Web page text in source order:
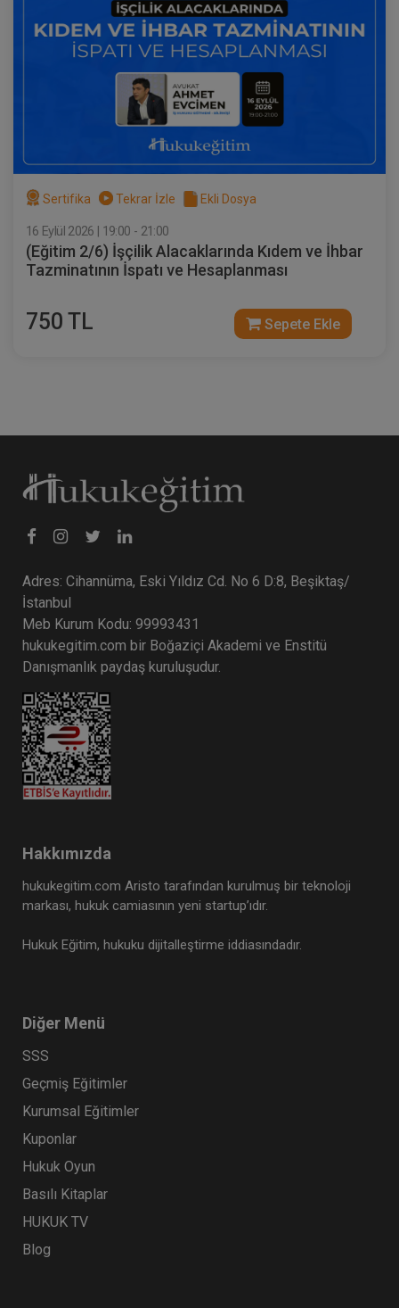
Sertifika Tekrar İzle Ekli Dosya
16 Eylül 2026 | 19:00 - 21:00
(Eğitim 2/6) İşçilik Alacaklarında Kıdem ve İhbar
Tazminatının İspatı ve Hesaplanması
750 TL Sepete Ekle
Adres: Cihannüma, Eski Yıldız Cd. No 6 D:8, Beşiktaş/
İstanbul
Meb Kurum Kodu: 99993431
hukukegitim.com bir Boğaziçi Akademi ve Enstitü
Danışmanlık paydaş kuruluşudur.
Hakkımızda
hukukegitim.com Aristo tarafından kurulmuş bir teknoloji
markası, hukuk camiasının yeni startup’ıdır.
Hukuk Eğitim, hukuku dijitalleştirme iddiasındadır.
Diğer Menü
SSS
Geçmiş Eğitimler
Kurumsal Eğitimler
Kuponlar
Hukuk Oyun
Basılı Kitaplar
HUKUK TV
Blog